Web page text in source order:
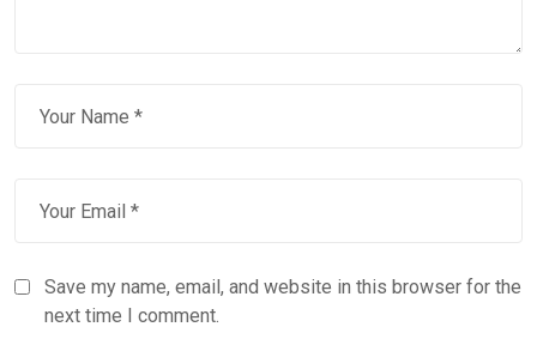
Save my name, email, and website in this browser for the
next time I comment.